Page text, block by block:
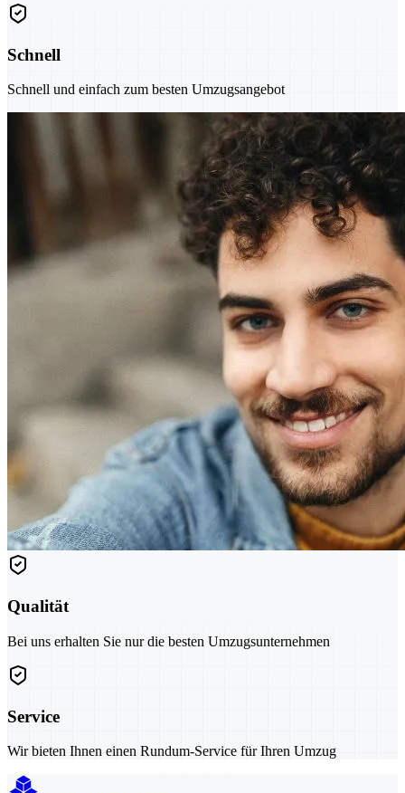
Schnell
Schnell und einfach zum besten Umzugsangebot
Qualität
Bei uns erhalten Sie nur die besten Umzugsunternehmen
Service
Wir bieten Ihnen einen Rundum-Service für Ihren Umzug